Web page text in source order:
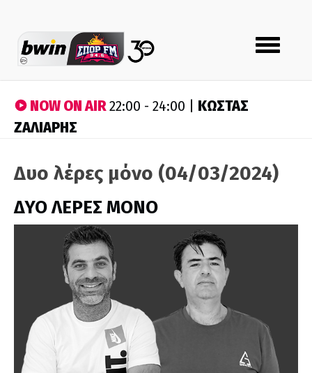
Toggle
navigation
NOW ON AIR22:00 - 24:00 | ΚΩΣΤΑΣ
ΖΑΛΙΑΡΗΣ
Δυο λέρες μόνο (04/03/2024)
ΔΥΟ ΛΕΡΕΣ ΜΟΝΟ